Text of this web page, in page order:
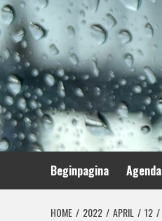
Spring
naar
inhoud
Beginpagina Agenda
HOME 2022 APRIL 12